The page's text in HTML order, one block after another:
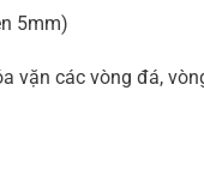
5mm)
vặn các vòng đá,